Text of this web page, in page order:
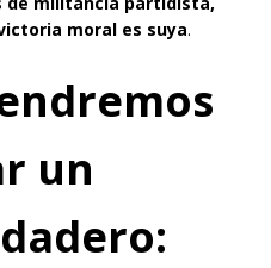
moral es suya.
un